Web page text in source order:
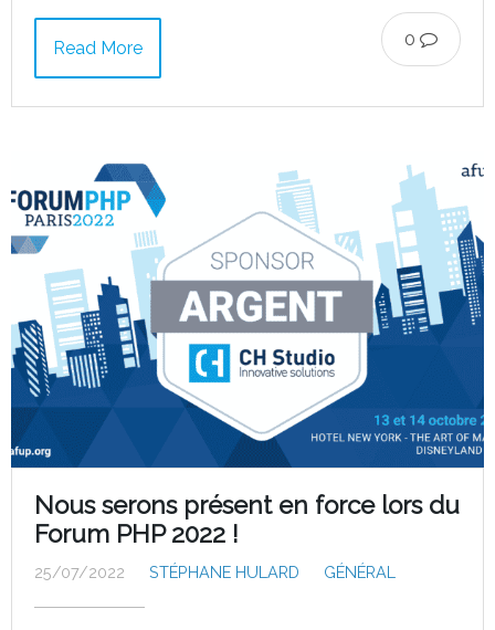
0
Read More
Nous serons présent en force lors du
Forum PHP 2022 !
25/07/2022 STÉPHANE HULARD GÉNÉRAL